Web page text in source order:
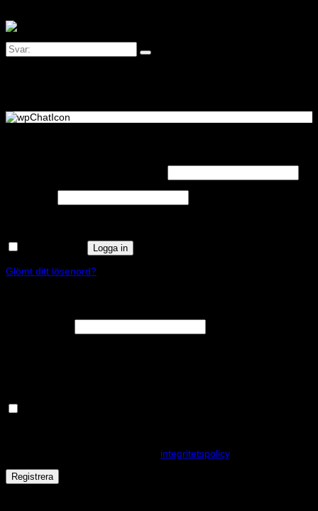
Logga in
Glömt ditt lösenord?
integritetspolicy.
Registrera